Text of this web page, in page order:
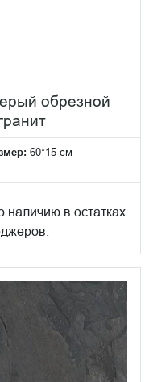
обрезной
60*15 см
наличию в остатках